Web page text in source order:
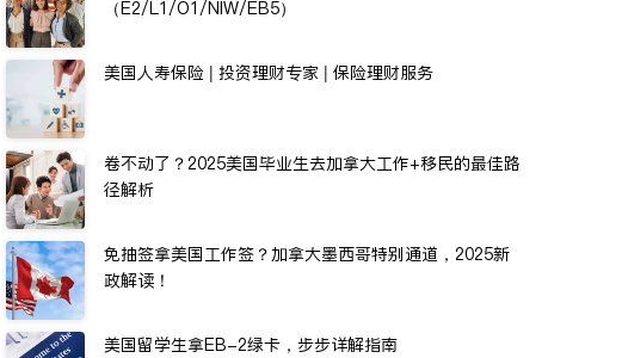
（E2/L1/O1/NIW/EB5）
美国人寿保险 | 投资理财专家 | 保险理财服务
卷不动了？2025美国毕业生去加拿大工作+移民的最佳路
径解析
免抽签拿美国工作签？加拿大墨西哥特别通道，2025新
政解读！
美国留学生拿EB-2绿卡，步步详解指南